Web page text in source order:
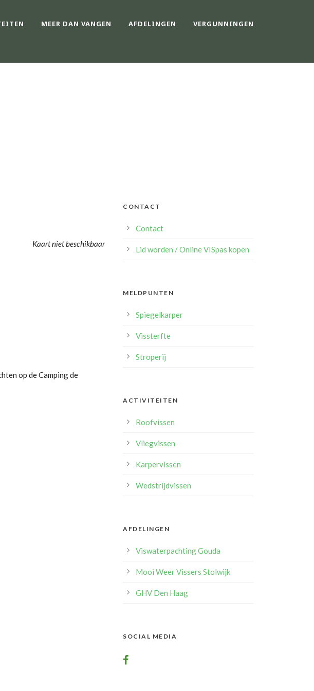
MEER DAN VANGEN AFDELINGEN VERGUNNINGEN
Kaart niet beschikbaar
op de Camping de
CONTACT
Contact
Lid worden / Online VISpas kopen
MELDPUNTEN
Spiegelkarper
Vissterfte
Stroperij
ACTIVITEITEN
Roofvissen
Vliegvissen
Karpervissen
Wedstrijdvissen
AFDELINGEN
Viswaterpachting Gouda
Mooi Weer Vissers Stolwijk
GHV Den Haag
SOCIAL MEDIA